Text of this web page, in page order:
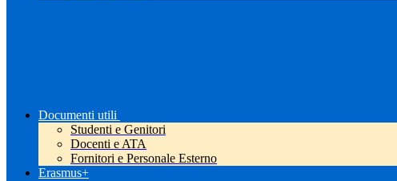
Documenti utili
Studenti e Genitori
Docenti e ATA
Fornitori e Personale Esterno
Erasmus+